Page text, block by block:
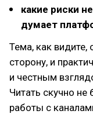
какие риски
думает
Тема, как видите,
сторону, и
и честным
Читать скучно
работы с